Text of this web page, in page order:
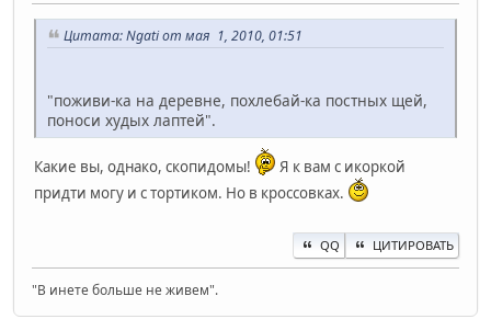
Цитата: Ngati от мая 1, 2010, 01:51
"поживи-ка на деревне, похлебай-ка постных щей,
поноси худых лаптей".
Какие вы, однако, скопидомы!
Я к вам с икоркой
придти могу и с тортиком. Но в кроссовках.
QQ ЦИТИРОВАТЬ
"В инете больше не живем".